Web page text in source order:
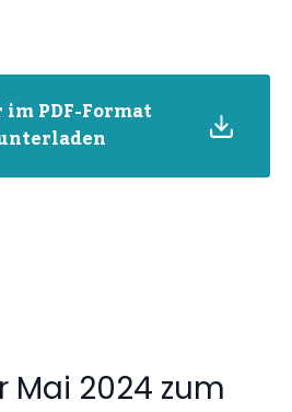
PDF-Format
Mai 2024 zum